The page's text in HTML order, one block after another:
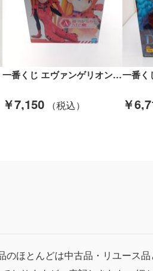
一番くじ エヴァンゲリオン A賞 式波・アスカ・ラングレー フィギュア Sランク
￥7,150 ￥
ほとんどは中古品・リユース品